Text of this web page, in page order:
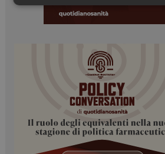
Necessari
Necessari
I cookie necessari contribuiscono a
sito web abilitandone funzionalità di
navigazione sulle pagine e l'accesso
protette del sito. Il sito web non è in
funzionare correttamente senza